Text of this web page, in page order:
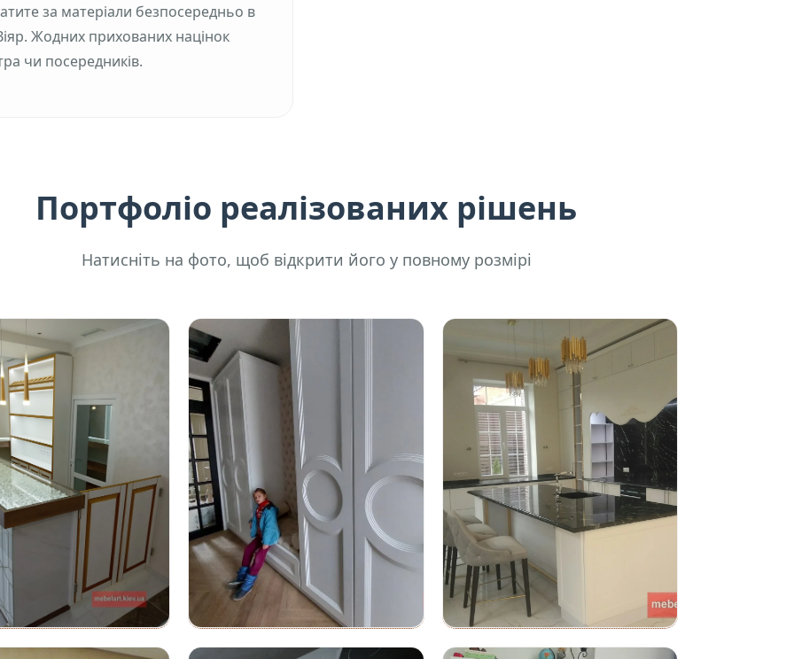
за матеріали безпосередньо в
Жодних прихованих націнок
чи посередників.
Портфоліо реалізованих рішень
Натисніть на фото, щоб відкрити його у повному розмірі